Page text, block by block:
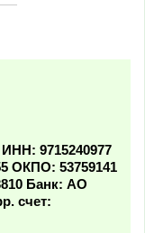
9715240977
ОКПО: 53759141
Банк: АО
счет: